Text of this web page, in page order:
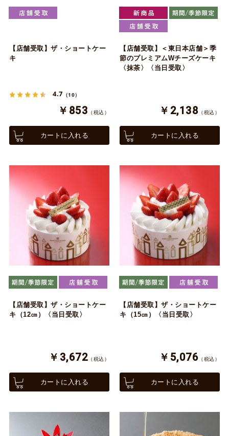
【店舗受取】ザ・ショートケー
キ
4.7 （10）
￥853 （税込）
カートに入れる
【店舗受取】＜東日本店舗＞季
節のプレミアムWチーズケーキ
〈抹茶〉〈当日受取〉
￥2,138 （税込）
カートに入れる
【店舗受取】ザ・ショートケー
キ（12㎝）〈当日受取〉
￥3,672 （税込）
カートに入れる
【店舗受取】ザ・ショートケー
キ（15㎝）〈当日受取〉
￥5,076 （税込）
カートに入れる